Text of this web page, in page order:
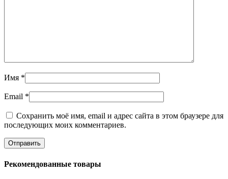
Имя *
Email *
Сохранить моё имя, email и адрес сайта в этом браузере для
последующих моих комментариев.
Рекомендованные товары